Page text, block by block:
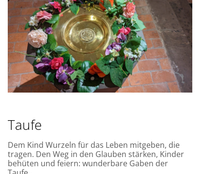
Taufe
Dem Kind Wurzeln für das Leben mitgeben, die
tragen. Den Weg in den Glauben stärken, Kinder
behüten und feiern: wunderbare Gaben der